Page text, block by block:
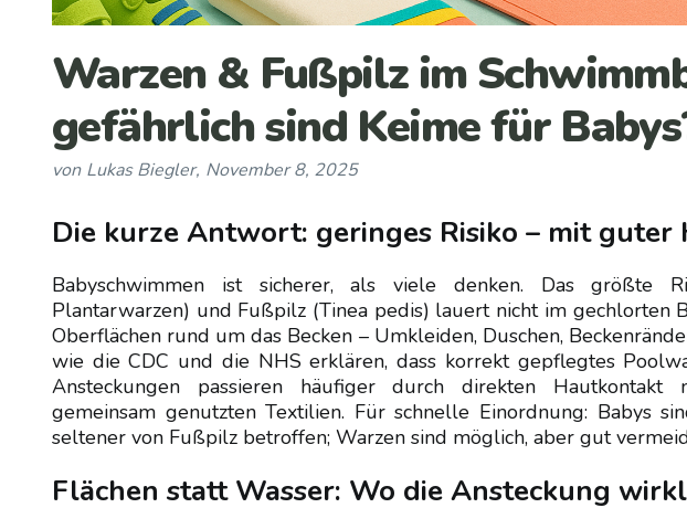
Warzen & Fußpilz im
gefährlich sind Keime für
von Lukas Biegler, November 8, 2025
Die kurze Antwort: geringes Risiko – mit
Babyschwimmen ist sicherer, als viele denken. Das größte
Plantarwarzen) und Fußpilz (Tinea pedis) lauert nicht im gechlorten
Oberflächen rund um das Becken – Umkleiden, Duschen,
wie die CDC und die NHS erklären, dass korrekt gepflegtes
Ansteckungen passieren häufiger durch direkten Hautkontakt
gemeinsam genutzten Textilien. Für schnelle Einordnung: Babys
seltener von Fußpilz betroffen; Warzen sind möglich, aber gut
Flächen statt Wasser: Wo die Ansteckung